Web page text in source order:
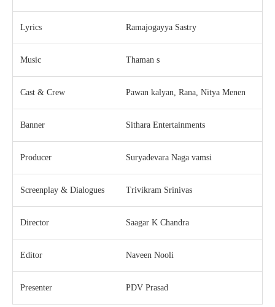
Lyrics Ramajogayya Sastry
Music Thaman s
Cast & Crew Pawan kalyan, Rana, Nitya Menen
Banner Sithara Entertainments
Producer Suryadevara Naga vamsi
Screenplay & Dialogues Trivikram Srinivas
Director Saagar K Chandra
Editor Naveen Nooli
Presenter PDV Prasad